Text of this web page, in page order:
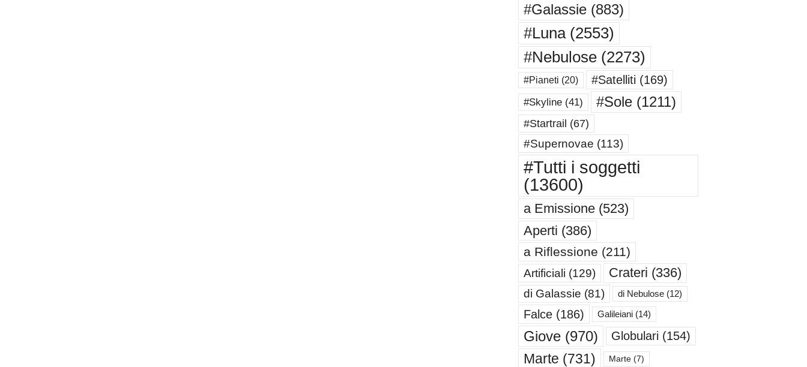
#Galassie(883)
#Luna(2553)
#Nebulose(2273)
#Pianeti (20) #Satelliti (169)
#Skyline(41) #Sole(1211)
#Startrail (67)
#Supernovae (113)
#Tutti i soggetti
(13600)
a Emissione(523)
Aperti (386)
a Riflessione (211)
Artificiali (129) Crateri (336)
di Galassie (81) di Nebulose(12)
Falce(186) Galileiani(14)
Giove(970) Globulari (154)
Marte (731) Marte(7)